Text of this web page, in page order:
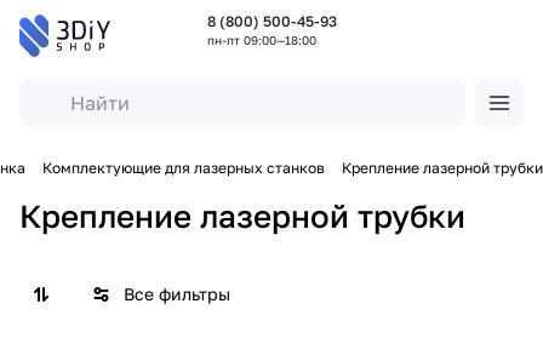
8 (800) 500-45-93
пн-пт 09:00—18:00
Комплектующие для лазерных станков Крепление лазерной трубки
Крепление лазерной трубки
Все фильтры